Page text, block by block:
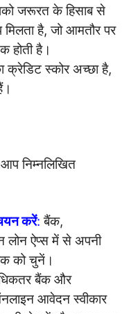
जरूरत के हिसाब से
मिलता है, जो आमतौर पर
है।
स्कोर अच्छा है,
निम्नलिखित
करें: बैंक,
लोन ऐप्स में से अपनी
को चुनें।
बैंक और
आवेदन स्वीकार